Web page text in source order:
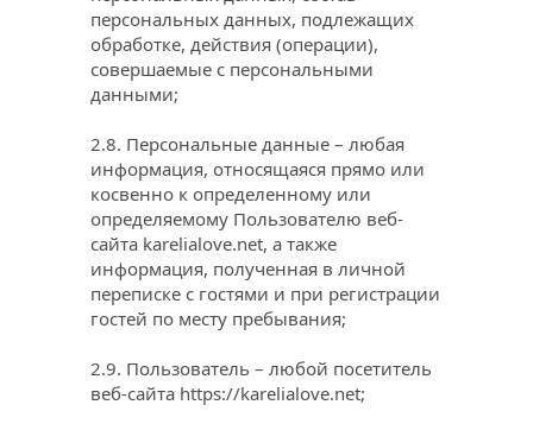
персональных данных, подлежащих
обработке, действия (операции),
совершаемые с персональными
данными;
2.8. Персональные данные – любая
информация, относящаяся прямо или
косвенно к определенному или
определяемому Пользователю веб-
сайта karelialove.net, а также
информация, полученная в личной
переписке с гостями и при регистрации
гостей по месту пребывания;
2.9. Пользователь – любой посетитель
веб-сайта https://karelialove.net;